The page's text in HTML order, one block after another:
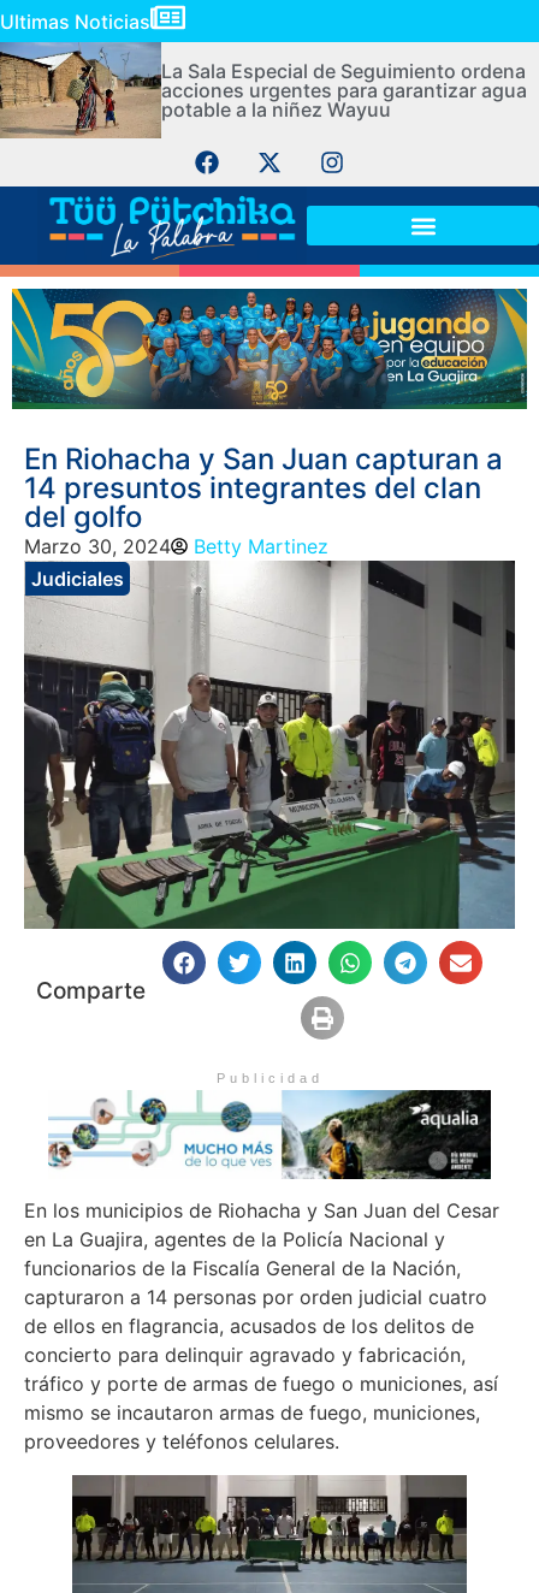
Ultimas Noticias
La Sala Especial de Seguimiento ordena
acciones urgentes para garantizar agua
potable a la niñez Wayuu
En Riohacha y San Juan capturan a
14 presuntos integrantes del clan
del golfo
Marzo 30, 2024
Betty Martinez
Judiciales
Comparte
Publicidad
En los municipios de Riohacha y San Juan del Cesar
en La Guajira, agentes de la Policía Nacional y
funcionarios de la Fiscalía General de la Nación,
capturaron a 14 personas por orden judicial cuatro
de ellos en flagrancia, acusados de los delitos de
concierto para delinquir agravado y fabricación,
tráfico y porte de armas de fuego o municiones, así
mismo se incautaron armas de fuego, municiones,
proveedores y teléfonos celulares.